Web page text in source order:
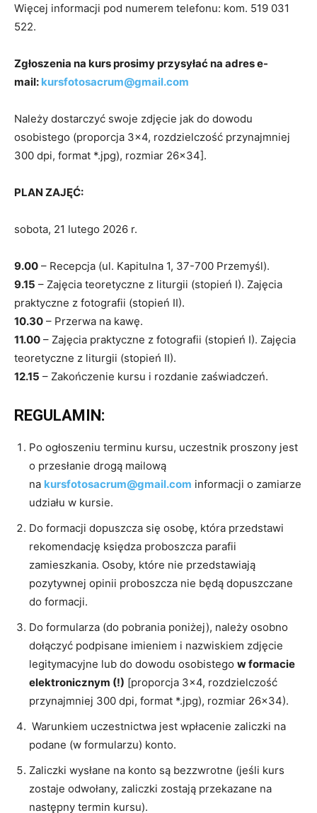
Więcej informacji pod numerem telefonu: kom. 519 031
522.
Zgłoszenia na kurs prosimy przysyłać na adres e-
mail: kursfotosacrum@gmail.com
Należy dostarczyć swoje zdjęcie jak do dowodu
osobistego (proporcja 3×4, rozdzielczość przynajmniej
300 dpi, format *.jpg), rozmiar 26×34].
PLAN ZAJĘĆ:
sobota, 21 lutego 2026 r.
9.00 – Recepcja (ul. Kapitulna 1, 37-700 Przemyśl).
9.15 – Zajęcia teoretyczne z liturgii (stopień I). Zajęcia
praktyczne z fotografii (stopień II).
10.30 – Przerwa na kawę.
11.00 – Zajęcia praktyczne z fotografii (stopień I). Zajęcia
teoretyczne z liturgii (stopień II).
12.15 – Zakończenie kursu i rozdanie zaświadczeń.
REGULAMIN:
Po ogłoszeniu terminu kursu, uczestnik proszony jest
o przesłanie drogą mailową
na kursfotosacrum@gmail.com informacji o zamiarze
udziału w kursie.
Do formacji dopuszcza się osobę, która przedstawi
rekomendację księdza proboszcza parafii
zamieszkania. Osoby, które nie przedstawiają
pozytywnej opinii proboszcza nie będą dopuszczane
do formacji.
Do formularza (do pobrania poniżej), należy osobno
dołączyć podpisane imieniem i nazwiskiem zdjęcie
legitymacyjne lub do dowodu osobistego w formacie
elektronicznym (!) [proporcja 3×4, rozdzielczość
przynajmniej 300 dpi, format *.jpg), rozmiar 26×34).
Warunkiem uczestnictwa jest wpłacenie zaliczki na
podane (w formularzu) konto.
Zaliczki wysłane na konto są bezzwrotne (jeśli kurs
zostaje odwołany, zaliczki zostają przekazane na
następny termin kursu).